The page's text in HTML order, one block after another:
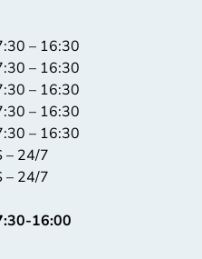
– 16:30
– 16:30
– 16:30
– 16:30
– 16:30
– 24/7
– 24/7
16:00